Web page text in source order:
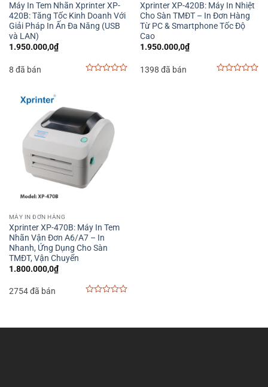
Máy In Tem Nhãn Xprinter XP-
420B: Tăng Tốc Kinh Doanh Với
Giải Pháp In Ấn Đa Năng (USB
và LAN)
1.950.000,0₫
8 đã bán
Xprinter XP-420B: Máy In Nhiệt
Cho Sàn TMĐT – In Đơn Hàng
Từ PC & Smartphone Tốc Độ
Cao
1.950.000,0₫
1398 đã bán
MÁY IN ĐƠN HÀNG
Xprinter XP-470B: Máy In Tem
Nhãn Vận Đơn A6/A7 – In
Nhanh, Ứng Dụng Cho Sàn
TMĐT, Vận Chuyển
1.800.000,0₫
2754 đã bán
5